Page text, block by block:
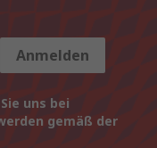
Anmelden
uns bei
gemäß der